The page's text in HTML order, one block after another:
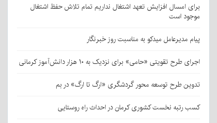
برای امسال افزایش تعهد اشتغال نداریم تمام تلاش حفظ اشتغال
موجود است
پیام مدیرعامل میدکو به مناسبت روز خبرنگار
اجرای طرح تقویتی «حامی» برای نزدیک به ۱۰ هزار دانش‌آموز کرمانی
تدوین طرح توسعه محور گردشگری «ارگ تا ارگ» در بم
کسب رتبه نخست کشوری کرمان در احداث راه روستایی